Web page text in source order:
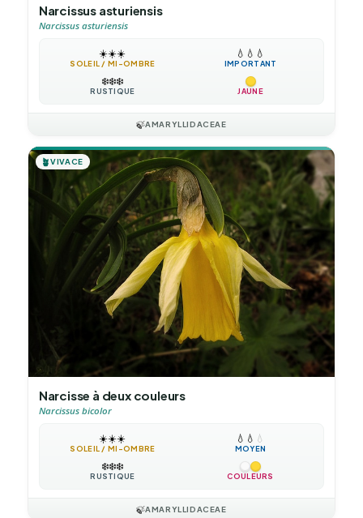
Narcissus asturiensis
Narcissus asturiensis
☀️☀️☀️
SOLEIL / MI-OMBRE
💧 💧 💧
IMPORTANT
❄️❄️❄️
RUSTIQUE JAUNE
🍃AMARYLLIDACEAE
🪴VIVACE
Narcisse à deux couleurs
Narcissus bicolor
☀️☀️☀️
SOLEIL / MI-OMBRE
💧 💧 💧
MOYEN
❄️❄️❄️
RUSTIQUE COULEURS
🍃AMARYLLIDACEAE